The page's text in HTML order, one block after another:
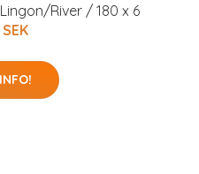
River / 180 x 6